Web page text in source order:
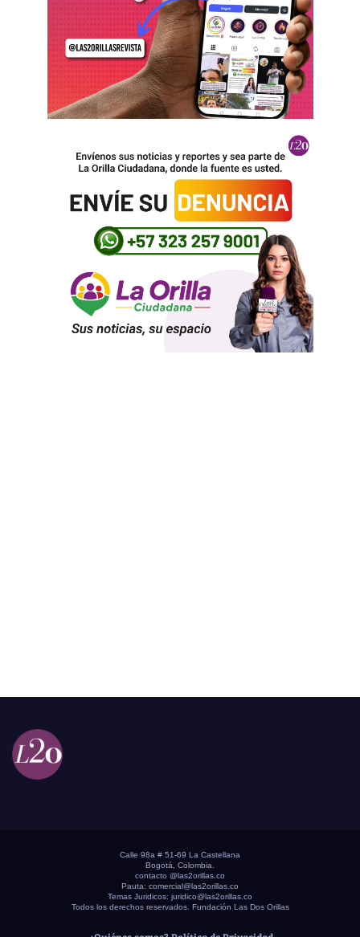
Calle 98a # 51-69 La Castellana
Bogotá, Colombia.
contacto @las2orillas.co
Pauta: comercial@las2orillas.co
Temas Juridicos: juridico@las2orillas.co
Todos los derechos reservados. Fundación Las Dos Orillas